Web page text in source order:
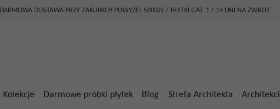
DARMOWA DOSTAWA PRZY ZAKUPACH POWYŻEJ 5000ZŁ / PŁYTKI GAT. 1 / 14 DNI NA ZWROT
Kolekcje Darmowe próbki płytek Blog Strefa Architekta Architekci